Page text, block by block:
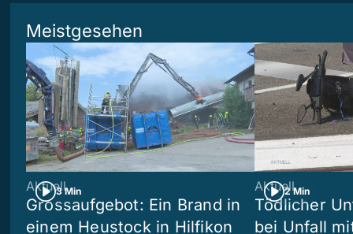
Meistgesehen
3 Min
Aktuell
Grossaufgebot: Ein Brand in
einem Heustock in Hilfikon
2 Min
Aktuell
Tödlicher
bei Unfall